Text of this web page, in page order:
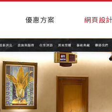
優惠方案 網頁設